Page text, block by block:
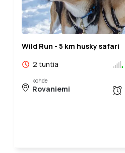
Wild Run - 5 km husky safari
2 tuntia
kohde
Rovaniemi